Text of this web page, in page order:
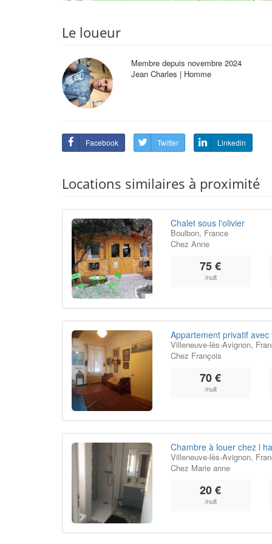
Le loueur
Membre depuis novembre 2024
Jean Charles | Homme
Facebook Twitter Linkedin
Locations similaires à proximité
Chalet sous l'olivier
Boulbon, France
Chez Anne
75 €
/nuit
Appartement privatif
Villeneuve-lès-Avignon,
Chez François
70 €
/nuit
Chambre à louer chez l
Villeneuve-lès-Avignon,
Chez Marie anne
20 €
/nuit